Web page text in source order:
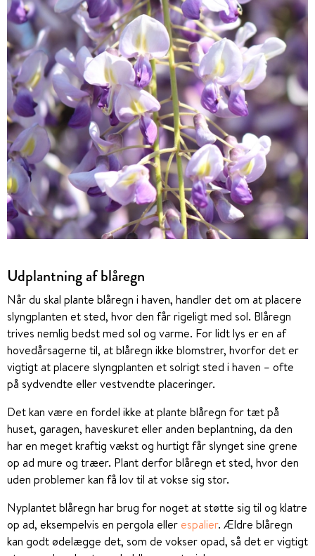
Udplantning af blåregn
Når du skal plante blåregn i haven, handler det om at placere
slyngplanten et sted, hvor den får rigeligt med sol. Blåregn
trives nemlig bedst med sol og varme. For lidt lys er en af
hovedårsagerne til, at blåregn ikke blomstrer, hvorfor det er
vigtigt at placere slyngplanten et solrigt sted i haven – ofte
på sydvendte eller vestvendte placeringer.
Det kan være en fordel ikke at plante blåregn for tæt på
huset, garagen, haveskuret eller anden beplantning, da den
har en meget kraftig vækst og hurtigt får slynget sine grene
op ad mure og træer. Plant derfor blåregn et sted, hvor den
uden problemer kan få lov til at vokse sig stor.
Nyplantet blåregn har brug for noget at støtte sig til og klatre
op ad, eksempelvis en pergola eller espalier. Ældre blåregn
kan godt ødelægge det, som de vokser opad, så det er vigtigt